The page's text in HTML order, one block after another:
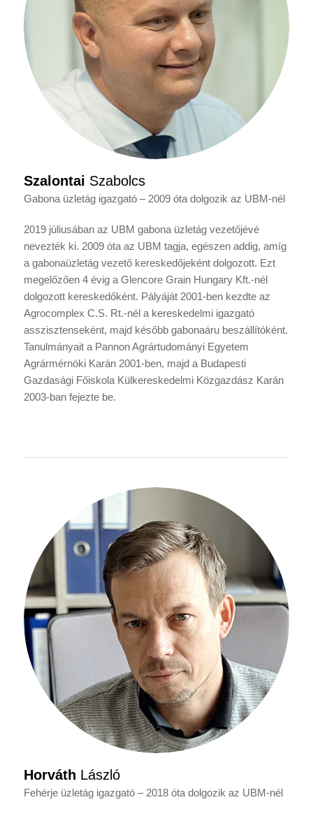
Szalontai Szabolcs
Gabona üzletág igazgató – 2009 óta dolgozik az UBM-nél
2019 júliusában az UBM gabona üzletág vezetőjévé
nevezték ki. 2009 óta az UBM tagja, egészen addig, amíg
a gabonaüzletág vezető kereskedőjeként dolgozott. Ezt
megelőzően 4 évig a Glencore Grain Hungary Kft.-nél
dolgozott kereskedőként. Pályáját 2001-ben kezdte az
Agrocomplex C.S. Rt.-nél a kereskedelmi igazgató
asszisztenseként, majd később gabonaáru beszállítóként.
Tanulmányait a Pannon Agrártudományi Egyetem
Agrármérnöki Karán 2001-ben, majd a Budapesti
Gazdasági Főiskola Külkereskedelmi Közgazdász Karán
2003-ban fejezte be.
Horváth László
Fehérje üzletág igazgató – 2018 óta dolgozik az UBM-nél